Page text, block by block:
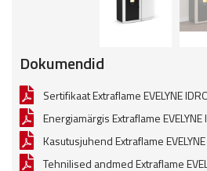
Dokumendid
Sertifikaat Extraflame EVELYNE
Energiamärgis Extraflame EVELYNE
Kasutusjuhend Extraflame
Tehnilised andmed Extraflame